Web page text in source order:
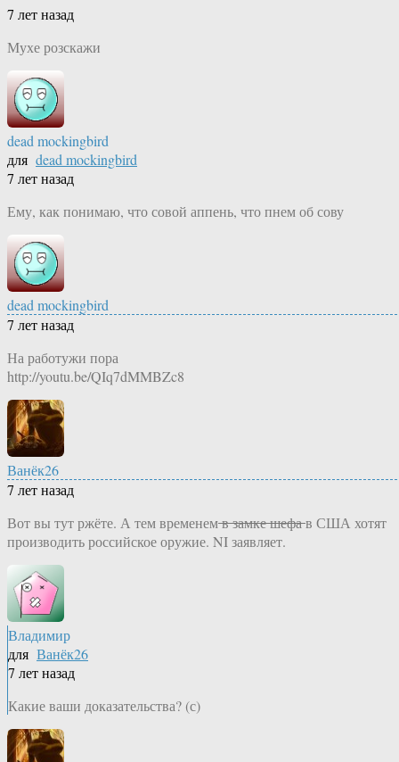
7 лет назад
Мухе розскажи
dead mockingbird
для dead mockingbird
7 лет назад
Ему, как понимаю, что совой аппень, что пнем об сову
dead mockingbird
7 лет назад
На работужи пора
http://youtu.be/QIq7dMMBZc8
Ванёк26
7 лет назад
Вот вы тут ржёте. А тем временемв замке шефав США хотят
производить российское оружие‍. NI заявляет.
Владимир
для Ванёк26
7 лет назад
Какие ваши доказательства? (с)